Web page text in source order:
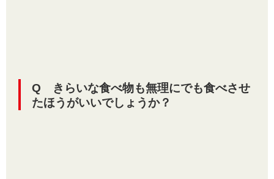
Q きらいな食べ物も無理にでも食べさせ
たほうがいいでしょうか？